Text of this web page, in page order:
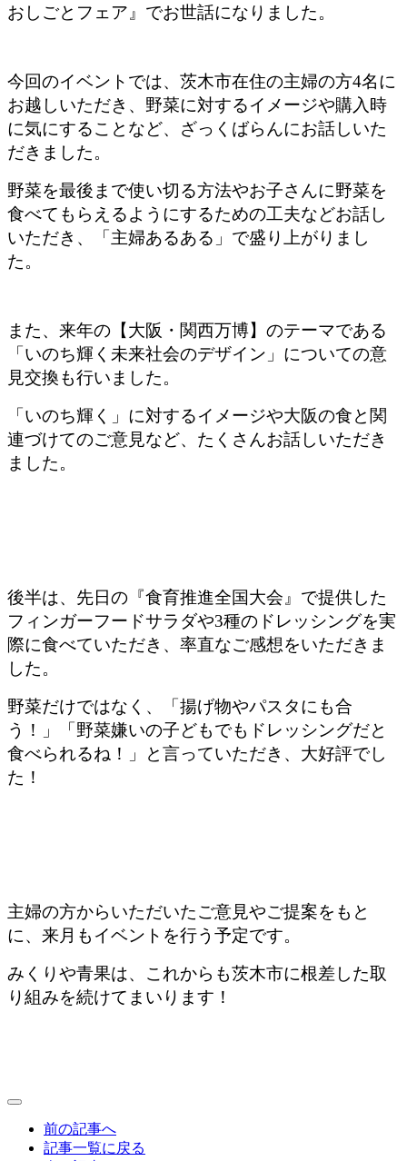
おしごとフェア』でお世話になりました。
今回のイベントでは、茨木市在住の主婦の方4名に
お越しいただき、野菜に対するイメージや購入時
に気にすることなど、ざっくばらんにお話しいた
だきました。
野菜を最後まで使い切る方法やお子さんに野菜を
食べてもらえるようにするための工夫などお話し
いただき、「主婦あるある」で盛り上がりまし
た。
また、来年の【大阪・関西万博】のテーマである
「いのち輝く未来社会のデザイン」についての意
見交換も行いました。
「いのち輝く」に対するイメージや大阪の食と関
連づけてのご意見など、たくさんお話しいただき
ました。
後半は、先日の『食育推進全国大会』で提供した
フィンガーフードサラダや3種のドレッシングを実
際に食べていただき、率直なご感想をいただきま
した。
野菜だけではなく、「揚げ物やパスタにも合
う！」「野菜嫌いの子どもでもドレッシングだと
食べられるね！」と言っていただき、大好評でし
た！
主婦の方からいただいたご意見やご提案をもと
に、来月もイベントを行う予定です。
みくりや青果は、これからも茨木市に根差した取
り組みを続けてまいります！
前の記事へ
記事一覧に戻る